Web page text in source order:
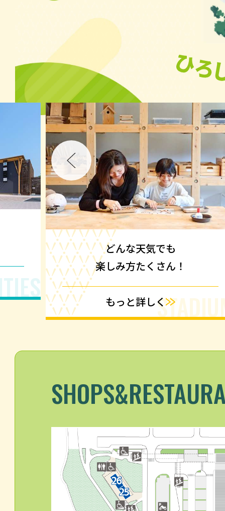
どんな天気でも
楽しみ方たくさん！
もっと詳しく
SHOPS